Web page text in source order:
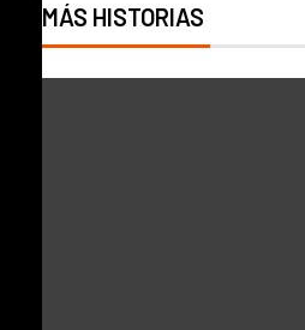
MÁS HISTORIAS